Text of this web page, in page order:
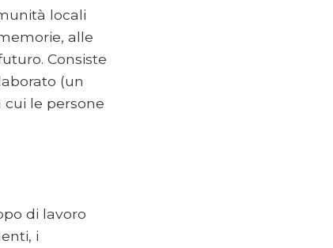
locali
alle
Consiste
(un
cui le persone
di lavoro
i